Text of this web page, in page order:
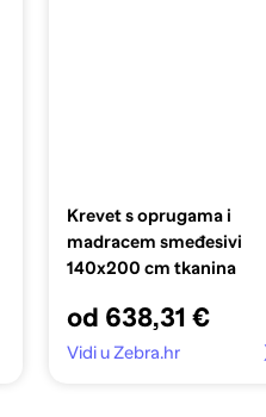
Krevet s oprugama i
madracem smeđesivi
140x200 cm tkanina
od 638,31 €
Vidi u Zebra.hr